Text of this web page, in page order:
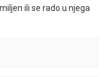
ili se rado u njega